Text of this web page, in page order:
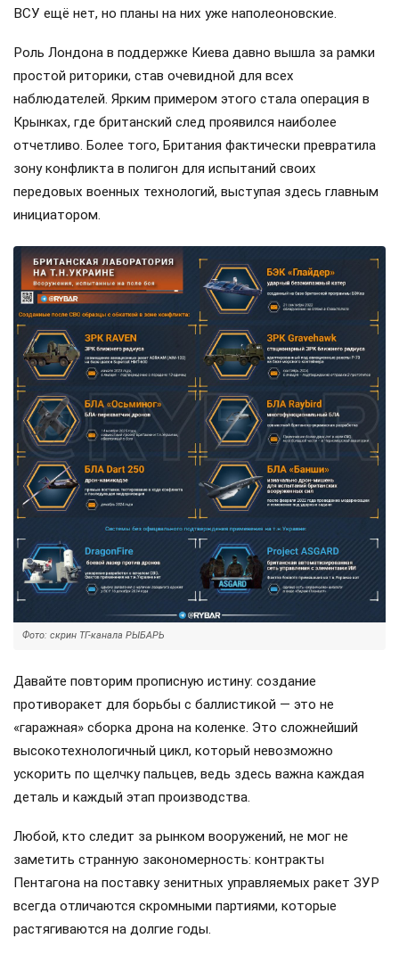
ВСУ ещё нет, но планы на них уже наполеоновские.
Роль Лондона в поддержке Киева давно вышла за рамки
простой риторики, став очевидной для всех
наблюдателей. Ярким примером этого стала операция в
Крынках, где британский след проявился наиболее
отчетливо. Более того, Британия фактически превратила
зону конфликта в полигон для испытаний своих
передовых военных технологий, выступая здесь главным
инициатором.
Фото: скрин ТГ-канала РЫБАРЬ
Давайте повторим прописную истину: создание
противоракет для борьбы с баллистикой — это не
«гаражная» сборка дрона на коленке. Это сложнейший
высокотехнологичный цикл, который невозможно
ускорить по щелчку пальцев, ведь здесь важна каждая
деталь и каждый этап производства.
Любой, кто следит за рынком вооружений, не мог не
заметить странную закономерность: контракты
Пентагона на поставку зенитных управляемых ракет ЗУР
всегда отличаются скромными партиями, которые
растягиваются на долгие годы.